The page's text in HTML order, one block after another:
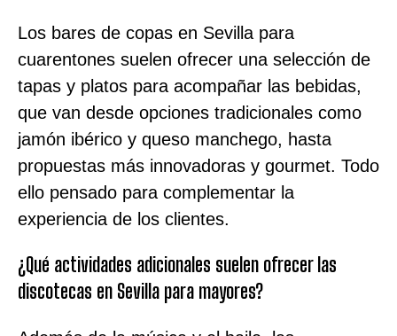
Los bares de copas en Sevilla para
cuarentones suelen ofrecer una selección de
tapas y platos para acompañar las bebidas,
que van desde opciones tradicionales como
jamón ibérico y queso manchego, hasta
propuestas más innovadoras y gourmet. Todo
ello pensado para complementar la
experiencia de los clientes.
¿Qué actividades adicionales suelen ofrecer las
discotecas en Sevilla para mayores?